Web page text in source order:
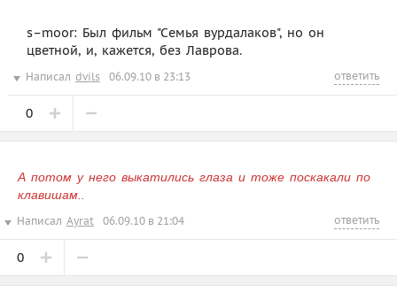
s–moor: Был фильм "Семья вурдалаков", но он
цветной, и, кажется, без Лаврова.
Написал dvils 06.09.10 в 23:13 ответить
0
А потом у него выкатились глаза и тоже поскакали по
клавишам..
Написал Ayrat 06.09.10 в 21:04 ответить
0